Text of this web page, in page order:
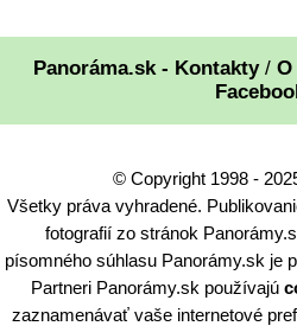
Panoráma.sk - Kontakty/ O
© Copyright 1998 -
Všetky práva vyhradené.
fotografií zo stránok
písomného súhlasu Panorámy.sk je
Partneri Panorámy.sk používajú
zaznamenávať vaše internetové